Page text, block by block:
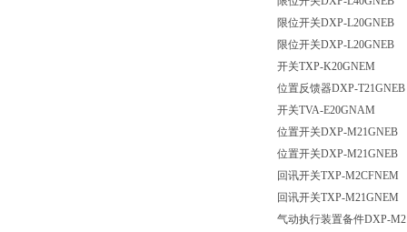
限位开关DXP-L20GNEB
限位开关DXP-L20GNEB
开关TXP-K20GNEM
位置反馈器DXP-T21GNEB
开关TVA-E20GNAM
位置开关DXP-M21GNEB
位置开关DXP-M21GNEB
回讯开关TXP-M2CFNEM
回讯开关TXP-M21GNEM
气动执行装置备件DXP-